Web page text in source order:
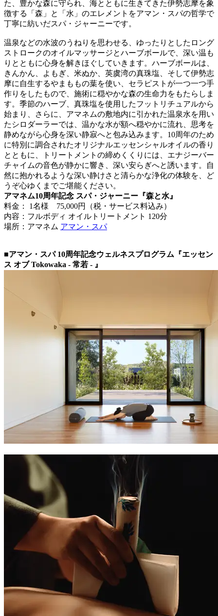
た、豊かな森に守られ、海とともに生きてきた伊勢志摩を象
徴する「森」と「水」のエレメントをアマン・スパの哲学で
丁寧に紡いだスパ・ジャーニーです。
温泉などの水波のうねりを思わせる、ゆったりとしたロング
ストロークのオイルマッサージとハーブボールで、深い温も
りとともに心身を解きほぐしていきます。ハーブボールは、
きんかん、よもぎ、米ぬか、英虞湾の真珠塩、そして伊勢志
摩に自生するやまももの葉を使い、セラピストが一つ一つ手
作りをしたもので、施術に穏やかな森の生命力をもたらしま
す。季節のハーブ、真珠塩を使用したフットリチュアルから
始まり、さらに、アマネムの敷地内に引かれた温泉水を用い
たシロダーラーでは、温かな水が額へ穏やかに流れ、思考を
静めながら心身を深い静寂へと包み込みます。10周年のため
に特別に調合されたオリジナルエッセンシャルオイルの香り
とともに、トリートメントの締めくくりには、エナジーバー
チャイムの音色が静かに響き、深い安らぎへと誘います。自
然に抱かれるような深い静けさと清らかな浄化の体験を、ど
うぞ心ゆくまでご堪能ください。
アマネム10周年記念 スパ・ジャーニー『森と水』
料金： 1名様 75,000円（税・サービス料込み）
内容：フルボディ オイルトリートメント 120分
場所：アマネム アマン・スパ
■アマン・スパ 10周年記念ウェルネスプログラム『エッセン
ス オブ Tokowaka - 常若 - 』